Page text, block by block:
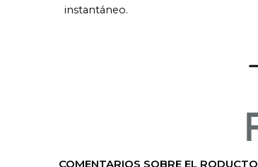
instantáneo.
COMENTARIOS SOBRE EL RODUCTO